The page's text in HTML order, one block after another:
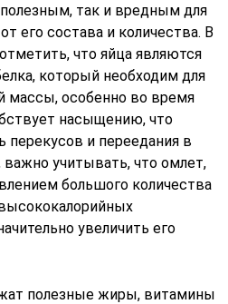
так и вредным для
его состава и количества. В
что яйца являются
который необходим для
особенно во время
насыщению, что
и переедания в
важно учитывать, что омлет,
большого количества
увеличить его
полезные жиры, витамины